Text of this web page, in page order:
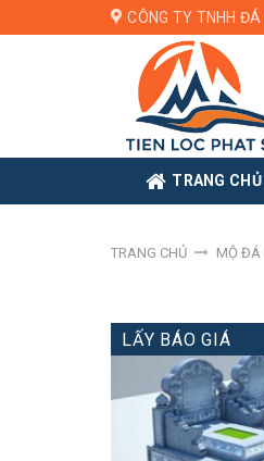
to
CÔNG TY TNHH
TRANG CHỦ
TRANG CHỦ MỘ ĐÁ
LẤY BÁO GIÁ